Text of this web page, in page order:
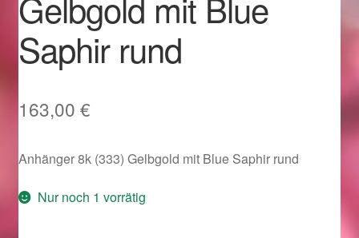
Im Gedenken an
Impressum
Karneval 2015 – Schmuck zu Fasching & Co.
Saphir rund
163,00 €
Anhänger 8k (333) Gelbgold mit Blue Saphir rund
Nur noch 1 vorrätig